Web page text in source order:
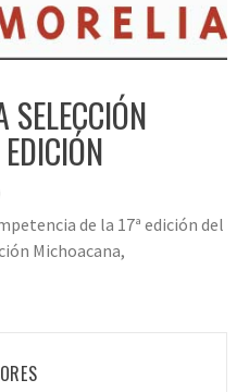
SELECCIÓN
de la 17ª edición del
Michoacana,